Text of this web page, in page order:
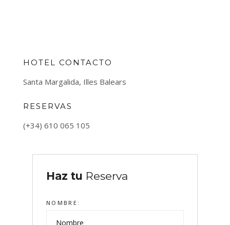
HOTEL CONTACTO
Santa Margalida, Illes Balears
RESERVAS
(+34) 610 065 105
Haz tu Reserva
NOMBRE: